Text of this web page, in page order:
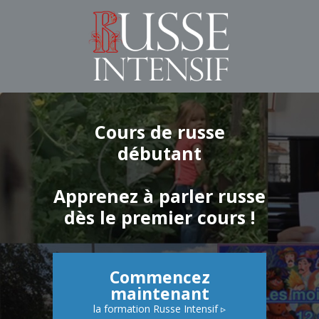
Cours de russe
débutant
Apprenez à parler russe
dès le premier cours !
Commencez
maintenant
la formation Russe Intensif ▹